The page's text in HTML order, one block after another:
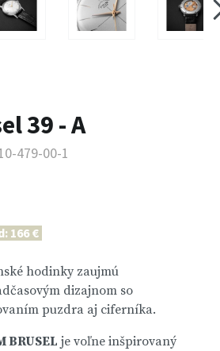
39 - A
479-00-1
166 €
hodinky zaujmú
dizajnom so
puzdra aj ciferníka.
BRUSEL je voľne inšpirovaný